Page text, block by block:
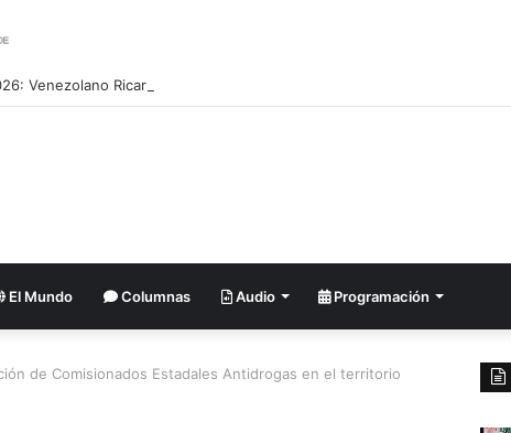
Venezolano Ricardo Montes de Oca conquista Oro en salto con pértiga
El Mundo Columnas Audio Programación
de Comisionados Estadales Antidrogas en el territorio